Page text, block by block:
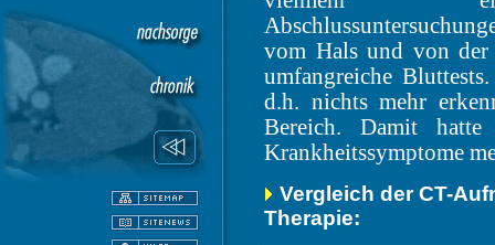
vom Hals und von der
umfangreiche
d.h. nichts mehr
Bereich. Damit
Krankheitssymptome
Vergleich der CT-
Therapie: